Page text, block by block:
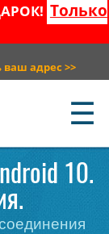
Только
ваш адрес >>
☰
10.